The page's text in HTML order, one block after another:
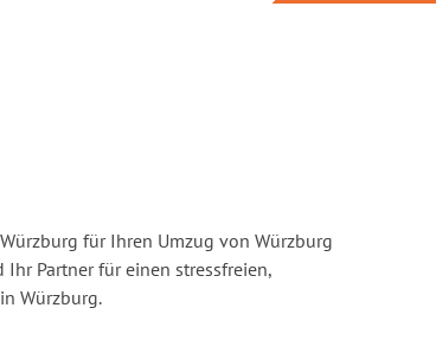
für Ihren Umzug von Würzburg
Ihr Partner für einen stressfreien,
Würzburg.